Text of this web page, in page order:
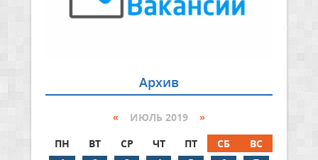
Архив
« ИЮЛЬ 2019 »
ПН
ВТ СР ЧТ ПТ СБ
ВС